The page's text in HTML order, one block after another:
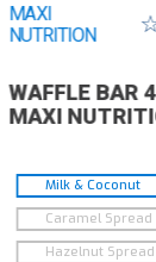
MAXI
NUTRITION
WAFFLE BAR
MAXI
Milk & Coconut
Caramel Spread
Hazelnut Spread